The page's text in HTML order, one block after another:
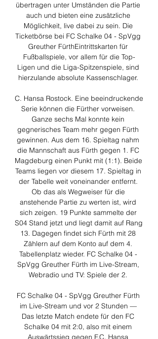
übertragen unter Umständen die Partie
auch und bieten eine zusätzliche
Möglichkeit, live dabei zu sein. Die
Ticketbörse bei FC Schalke 04 - SpVgg
Greuther FürthEintrittskarten für
Fußballspiele, vor allem für die Top-
Ligen und die Liga-Spitzenspiele, sind
hierzulande absolute Kassenschlager.
C. Hansa Rostock. Eine beeindruckende
Serie können die Fürther vorweisen.
Ganze sechs Mal konnte kein
gegnerisches Team mehr gegen Fürth
gewinnen. Aus dem 16. Spieltag nahm
die Mannschaft aus Fürth gegen 1. FC
Magdeburg einen Punkt mit (1:1). Beide
Teams liegen vor diesem 17. Spieltag in
der Tabelle weit voneinander entfernt.
Ob das als Wegweiser für die
anstehende Partie zu werten ist, wird
sich zeigen. 19 Punkte sammelte der
S04 Stand jetzt und liegt damit auf Rang
13. Dagegen findet sich Fürth mit 28
Zählern auf dem Konto auf dem 4.
Tabellenplatz wieder. FC Schalke 04 -
SpVgg Greuther Fürth im Live-Stream,
Webradio und TV: Spiele der 2.
FC Schalke 04 - SpVgg Greuther Fürth
im Live-Stream und vor 2 Stunden —
Das letzte Match endete für den FC
Schalke 04 mit 2:0, also mit einem
Auswärtssieg gegen F.C. Hansa